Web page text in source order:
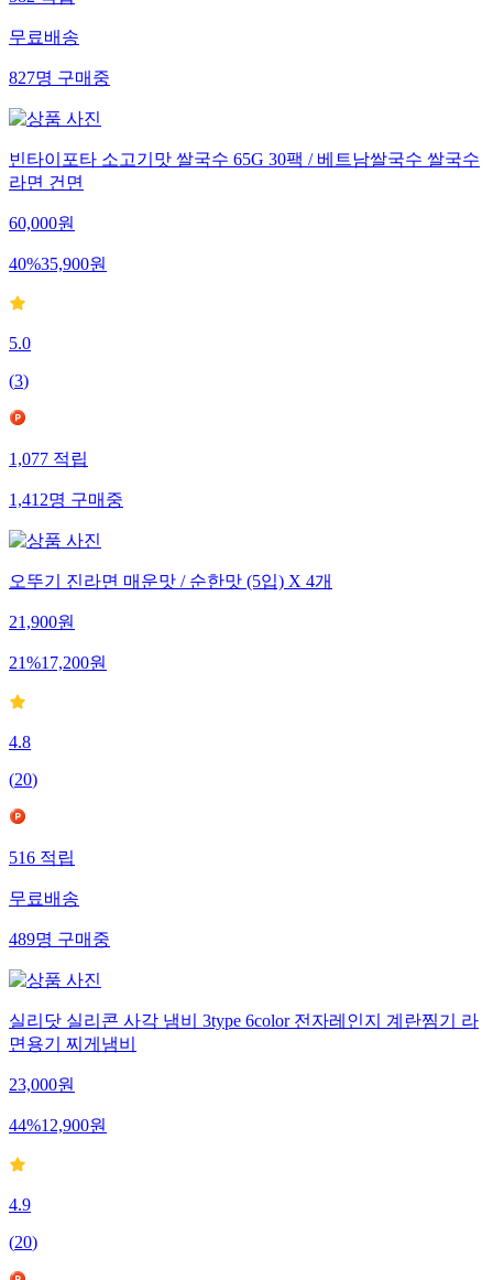
무료배송
827명구매중
빈타이포타 소고기맛 쌀국수 65G 30팩 / 베트남쌀국수 쌀국수
라면 건면
60,000원
40%35,900원
5.0
(3)
1,077적립
1,412명구매중
오뚜기 진라면 매운맛 / 순한맛 (5입) X 4개
21,900원
21%17,200원
4.8
(20)
516적립
무료배송
489명구매중
실리닷 실리콘 사각 냄비 3type 6color 전자레인지 계란찜기 라
면용기 찌게냄비
23,000원
44%12,900원
4.9
(20)